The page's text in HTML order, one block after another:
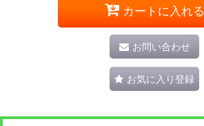
カートに入れる
お問い合わせ
お気に入り登録